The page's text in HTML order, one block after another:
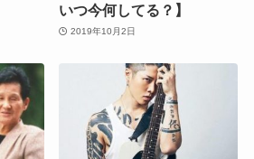
いつ今何してる？】
2019年10月2日